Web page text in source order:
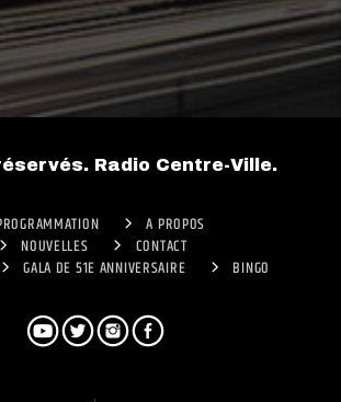
Radio Centre-Ville.
A PROPOS
NOUVELLES
CONTACT
GALA DE 51E ANNIVERSAIRE BINGO